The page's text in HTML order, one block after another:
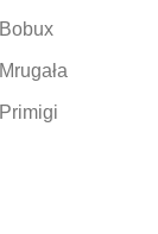
Bobux
Mrugała
Primigi